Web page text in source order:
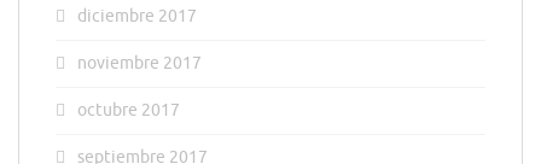
diciembre 2017
noviembre 2017
octubre 2017
septiembre 2017